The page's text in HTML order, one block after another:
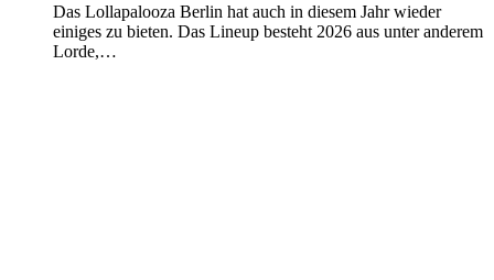
Das Lollapalooza Berlin hat auch in diesem Jahr wieder
einiges zu bieten. Das Lineup besteht 2026 aus unter anderem
Lorde,…